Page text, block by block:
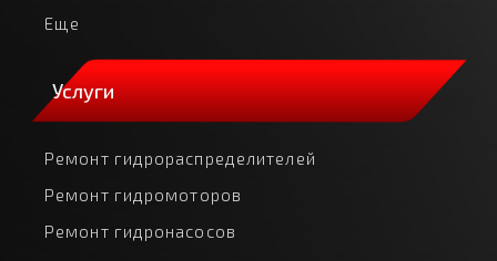
Еще
Услуги
Ремонт гидрораспределителей
Ремонт гидромоторов
Ремонт гидронасосов